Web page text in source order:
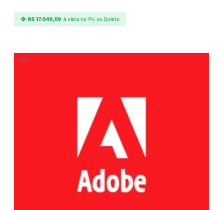
R$17.049,09 à vista no Pix ou Boleto